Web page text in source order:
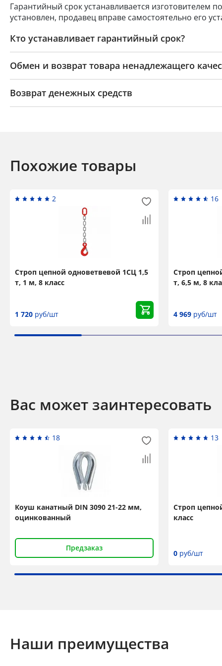
Гарантийный срок устанавливается изготовителем
установлен, продавец вправе самостоятельно его
Кто устанавливает гарантийный срок?
Обмен и возврат товара ненадлежащего
Возврат денежных средств
Похожие товары
2
Строп цепной одноветвевой 1СЦ 1,5
т, 1 м, 8 класс
1 720 руб/шт
16
Строп
т, 6,5 м, 8
4 969 руб/шт
Вас может заинтересовать
18
Коуш канатный DIN 3090 21-22 мм,
оцинкованный
Предзаказ
13
Строп
класс
0 руб/шт
Наши преимущества